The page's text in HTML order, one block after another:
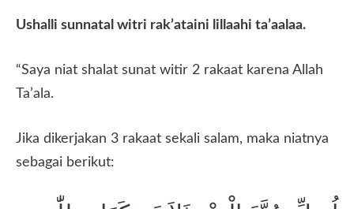
Ushalli sunnatal witri rak’ataini lillaahi ta’aalaa.
“Saya niat shalat sunat witir 2 rakaat karena Allah
Ta’ala.
Jika dikerjakan 3 rakaat sekali salam, maka niatnya
sebagai berikut: